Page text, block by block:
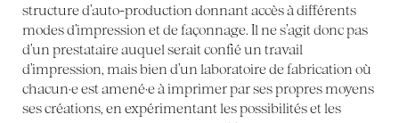
structure d’auto-production donnant accès à différents
modes d’impression et de façonnage. Il ne s’agit donc pas
d’un prestataire auquel serait confié un travail
d’impression, mais bien d’un laboratoire de fabrication où
chacun·e est amené·e à imprimer par ses propres moyens
ses créations, en expérimentant les possibilités et les